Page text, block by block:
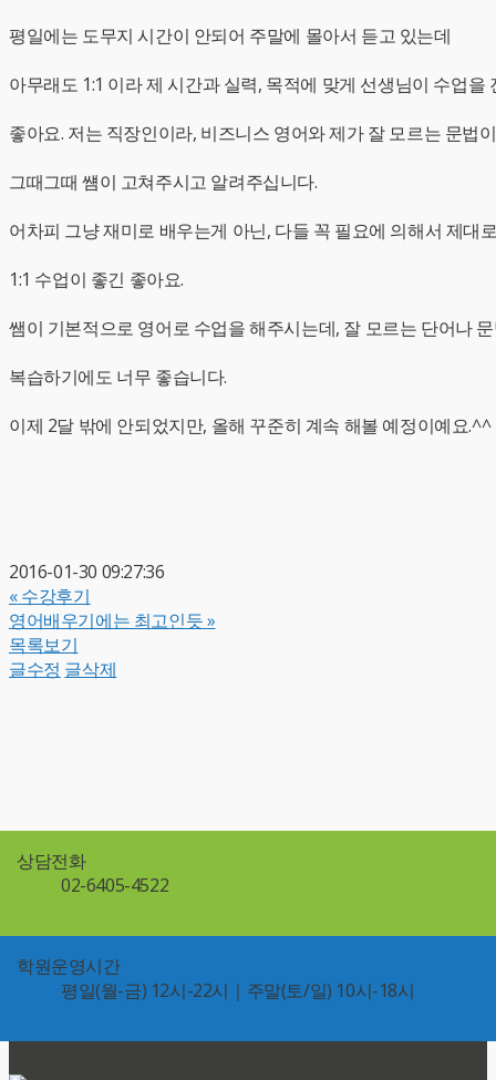
평일에는 도무지 시간이 안되어 주말에 몰아서 듣고 있는데
아무래도 1:1 이라 제 시간과 실력, 목적에 맞게 선생님이 수업을
좋아요. 저는 직장인이라, 비즈니스 영어와 제가 잘 모르는 문법
그때그때 썜이 고쳐주시고 알려주십니다.
어차피 그냥 재미로 배우는게 아닌, 다들 꼭 필요에 의해서 제대
1:1 수업이 좋긴 좋아요.
쌤이 기본적으로 영어로 수업을 해주시는데, 잘 모르는 단어나
복습하기에도 너무 좋습니다.
이제 2달 밖에 안되었지만, 올해 꾸준히 계속 해볼 예정이예요.^^
2016-01-30 09:27:36
«수강후기
영어배우기에는 최고인듯»
목록보기
글수정 글삭제
상담전화
02-6405-4522
학원운영시간
평일(월-금) 12시-22시｜주말(토/일) 10시-18시